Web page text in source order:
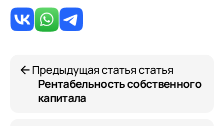
Предыдущая статья статья
Рентабельность собственного
капитала